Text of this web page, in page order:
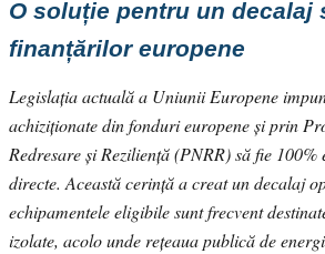
O soluție pentru un decalaj
finanțărilor europene
Legislația actuală a Uniunii Europene
achiziționate din fonduri europene și prin
Redresare și Reziliență (PNRR) să fie
directe. Această cerință a creat un decalaj
echipamentele eligibile sunt frecvent
izolate, acolo unde rețeaua publică de